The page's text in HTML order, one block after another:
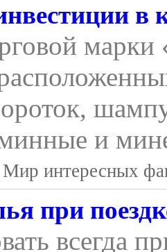
в
и
Мир интересных
при
всегда